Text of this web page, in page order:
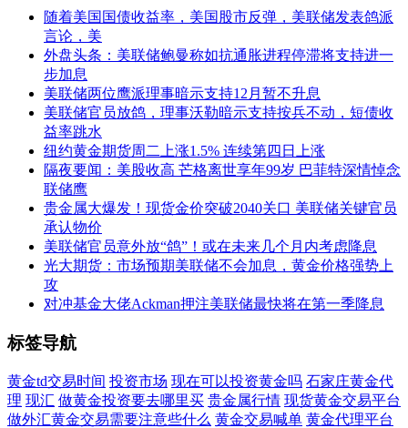
随着美国国债收益率，美国股市反弹，美联储发表鸽派
言论，美
外盘头条：美联储鲍曼称如抗通胀进程停滞将支持进一
步加息
美联储两位鹰派理事暗示支持12月暂不升息
美联储官员放鸽，理事沃勒暗示支持按兵不动，短债收
益率跳水
纽约黄金期货周二上涨1.5% 连续第四日上涨
隔夜要闻：美股收高 芒格离世享年99岁 巴菲特深情悼念
联储鹰
贵金属大爆发！现货金价突破2040关口 美联储关键官员
承认物价
美联储官员意外放“鸽”！或在未来几个月内考虑降息
光大期货：市场预期美联储不会加息，黄金价格强势上
攻
对冲基金大佬Ackman押注美联储最快将在第一季降息
标签导航
黄金td交易时间 投资市场 现在可以投资黄金吗 石家庄黄金代
理 现汇 做黄金投资要去哪里买 贵金属行情 现货黄金交易平台
做外汇黄金交易需要注意些什么 黄金交易喊单 黄金代理平台